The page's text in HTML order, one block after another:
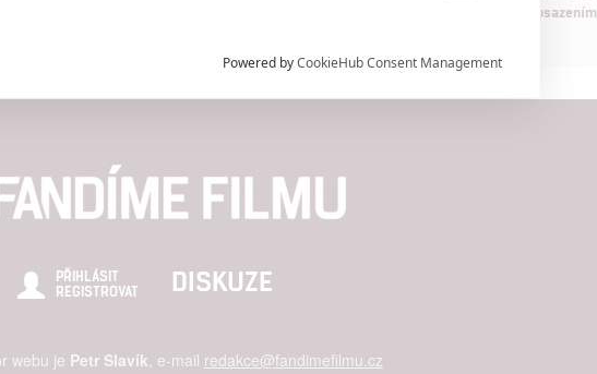
maximálně nabitým obsazením
PŘIHLÁSIT
REGISTROVAT
DISKUZE
webu je Petr Slavík , e-mail redakce@fandimefilmu.cz
k informacím v zařízení

omezených údajích a měření reklamy
měření obsahu, průzkum publika a vývoj
předcházení a zjišťování podvodů a odstraňování chyb,
reklamy a obsahu
Powered byCookieHub Consent Management